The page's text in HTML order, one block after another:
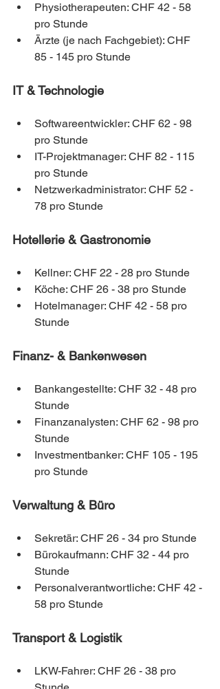
Physiotherapeuten: CHF 42 - 58
pro Stunde
Ärzte (je nach Fachgebiet): CHF
85 - 145 pro Stunde
IT & Technologie
Softwareentwickler: CHF 62 - 98
pro Stunde
IT-Projektmanager: CHF 82 - 115
pro Stunde
Netzwerkadministrator: CHF 52 -
78 pro Stunde
Hotellerie & Gastronomie
Kellner: CHF 22 - 28 pro Stunde
Köche: CHF 26 - 38 pro Stunde
Hotelmanager: CHF 42 - 58 pro
Stunde
Finanz- & Bankenwesen
Bankangestellte: CHF 32 - 48 pro
Stunde
Finanzanalysten: CHF 62 - 98 pro
Stunde
Investmentbanker: CHF 105 - 195
pro Stunde
Verwaltung & Büro
Sekretär: CHF 26 - 34 pro Stunde
Bürokaufmann: CHF 32 - 44 pro
Stunde
Personalverantwortliche: CHF 42 -
58 pro Stunde
Transport & Logistik
LKW-Fahrer: CHF 26 - 38 pro